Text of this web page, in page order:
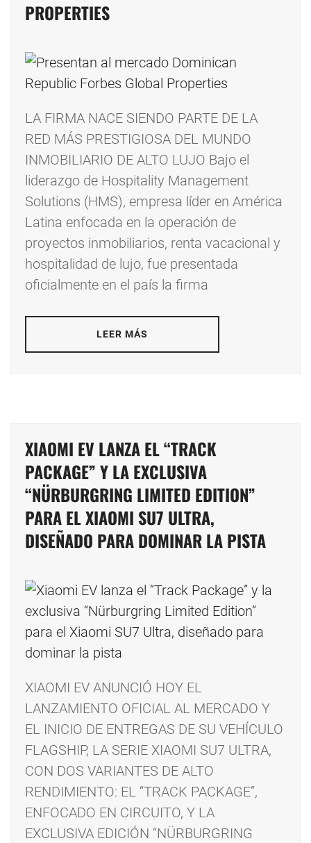
PROPERTIES
LA FIRMA NACE SIENDO PARTE DE LA
RED MÁS PRESTIGIOSA DEL MUNDO
INMOBILIARIO DE ALTO LUJO Bajo el
liderazgo de Hospitality Management
Solutions (HMS), empresa líder en América
Latina enfocada en la operación de
proyectos inmobiliarios, renta vacacional y
hospitalidad de lujo, fue presentada
oficialmente en el país la firma
LEER MÁS
XIAOMI EV LANZA EL “TRACK
PACKAGE” Y LA EXCLUSIVA
“NÜRBURGRING LIMITED EDITION”
PARA EL XIAOMI SU7 ULTRA,
DISEÑADO PARA DOMINAR LA PISTA
XIAOMI EV ANUNCIÓ HOY EL
LANZAMIENTO OFICIAL AL MERCADO Y
EL INICIO DE ENTREGAS DE SU VEHÍCULO
FLAGSHIP, LA SERIE XIAOMI SU7 ULTRA,
CON DOS VARIANTES DE ALTO
RENDIMIENTO: EL “TRACK PACKAGE”,
ENFOCADO EN CIRCUITO, Y LA
EXCLUSIVA EDICIÓN “NÜRBURGRING